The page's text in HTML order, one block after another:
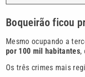
Boqueirão ficou
Mesmo ocupando a
por 100 mil habitantes,
Os três crimes mais